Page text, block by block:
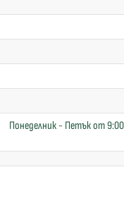
Понеделник - Петък от